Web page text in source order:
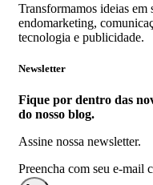
Transformamos ideias em
endomarketing,
tecnologia e publicidade.
Newsletter
Fique por dentro das
do nosso blog.
Assine nossa newsletter.
Preencha com seu e-mail